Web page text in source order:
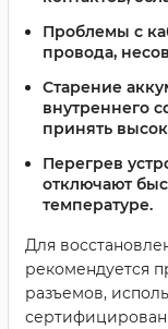
Проблемы с
провода,
Старение
внутреннего
принять
Перегрев
отключают
температуре.
Для
рекомендуется
разъемов,